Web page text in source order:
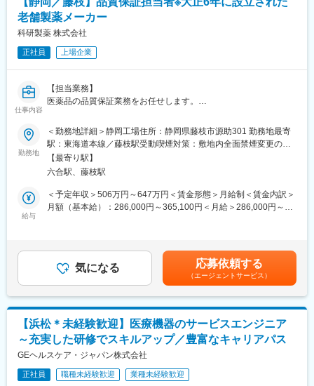
老舗製薬メーカー
科研製薬 株式会社
正社員 上場企業
仕事内容
【担当業務】
医薬品の品質保証業務をお任せします。
■品質マネジメントシステムの維持・管理
■各種文書・記録類の管理
■原材料等の供給業者管理
■規制等の教育・訓練の推進
■製品の出荷承認
■品質記録の確認・承認
【このような方を歓迎致します】
■活発な対話・議論を通じて、職場を盛り上げてくださる方
【戦略・ビジョン】
最先端の製品で、『最優』の成果をつくる。世界に存在感を示す
製薬会社になることが私たちのめざす未来です。日本・アメリ
カ・カナダにおいて共同開発された日本初外用爪白癬治療剤「ク
レナフィン」を、現在はアジアを中心に海外展開しています。
勤務地
＜勤務地詳細＞静岡工場住所：静岡県藤枝市源助301 勤務地最寄
駅：東海道本線／藤枝駅受動喫煙対策：敷地内全面禁煙変更の範
囲：会社の定める事業所
【最寄り駅】
六合駅、藤枝駅
給与
＜予定年収＞506万円～647万円＜賃金形態＞月給制＜賃金内訳＞
月額（基本給）：286,000円～365,100円＜月給＞286,000円～
があります。月給(月額)は固定手当を含めた表記です。
気になる 応募依頼する
（エージェントサービス）
【浜松＊未経験歓迎】医療機器のサービスエンジニア
～充実した研修でスキルアップ／豊富なキャリアパス
GEヘルスケア・ジャパン株式会社
正社員 職種未経験歓迎 業種未経験歓迎